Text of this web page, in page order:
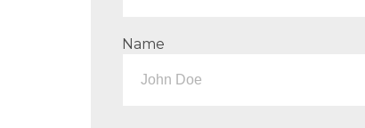
Name